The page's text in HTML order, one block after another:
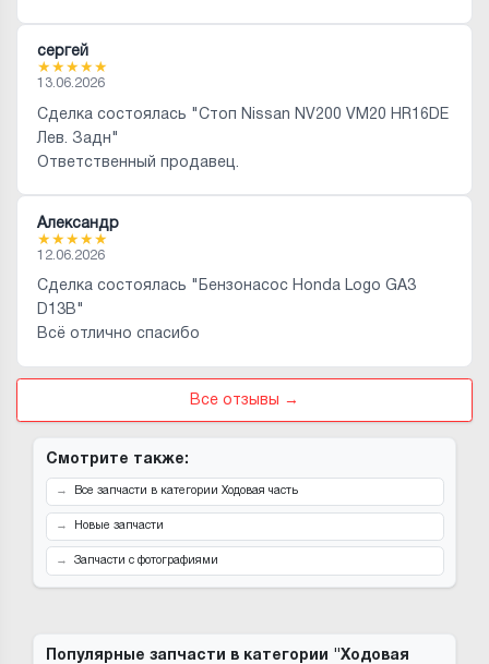
сергей
★★★★★
13.06.2026
Сделка состоялась "Стоп Nissan NV200 VM20 HR16DE
Лев. Задн"
Ответственный продавец.
Александр
★★★★★
12.06.2026
Сделка состоялась "Бензонасос Honda Logo GA3
D13B"
Всё отлично спасибо
Все отзывы →
Смотрите также:
Все запчасти в категории Ходовая часть
Новые запчасти
Запчасти с фотографиями
Популярные запчасти в категории "Ходовая